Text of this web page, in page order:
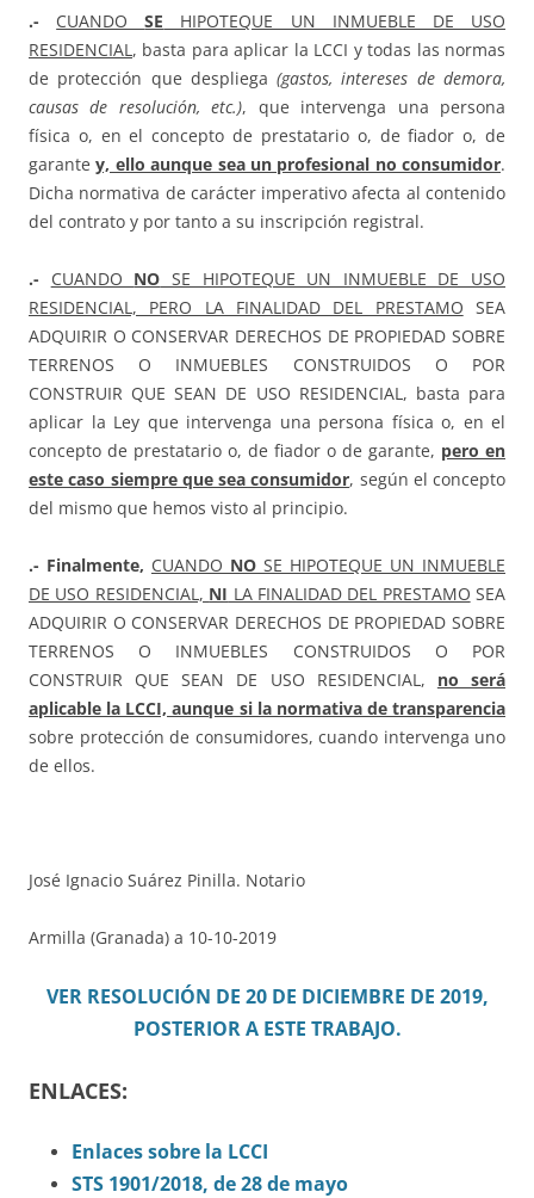
.- CUANDOSE HIPOTEQUE UN INMUEBLE DE USO
RESIDENCIAL, basta para aplicar la LCCI y todas las normas
de protección que despliega(gastos, intereses de demora,
causas de resolución, etc.), que intervenga una persona
física o, en el concepto de prestatario o, de fiador o, de
garantey, ello aunque sea un profesional no consumidor.
Dicha normativa de carácter imperativo afecta al contenido
del contrato y por tanto a su inscripción registral.
.- CUANDO NO SE HIPOTEQUE UN INMUEBLE DE USO
RESIDENCIAL, PERO LA FINALIDAD DEL PRESTAMO SEA
ADQUIRIR O CONSERVAR DERECHOS DE PROPIEDAD SOBRE
TERRENOS O INMUEBLES CONSTRUIDOS O POR
CONSTRUIR QUE SEAN DE USO RESIDENCIAL, basta para
aplicar la Ley que intervenga una persona física o, en el
concepto de prestatario o, de fiador o de garante, pero en
este caso siempre que sea consumidor, según el concepto
del mismo que hemos visto al principio.
.- Finalmente, CUANDO NO SE HIPOTEQUE UN INMUEBLE
DE USO RESIDENCIAL, NI LA FINALIDAD DEL PRESTAMO SEA
ADQUIRIR O CONSERVAR DERECHOS DE PROPIEDAD SOBRE
TERRENOS O INMUEBLES CONSTRUIDOS O POR
CONSTRUIR QUE SEAN DE USO RESIDENCIAL, no será
aplicable la LCCI, aunque si la normativa de transparencia
sobre protección de consumidores, cuando intervenga uno
de ellos.
José Ignacio Suárez Pinilla. Notario
Armilla (Granada) a 10-10-2019
VER RESOLUCIÓN DE 20 DE DICIEMBRE DE 2019,
POSTERIOR A ESTE TRABAJO.
ENLACES:
Enlaces sobre la LCCI
STS 1901/2018, de 28 de mayo